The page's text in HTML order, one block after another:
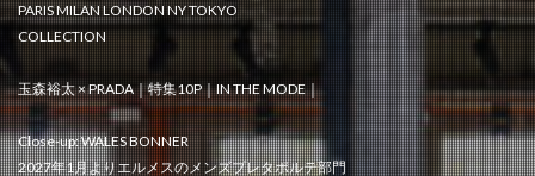
PARIS MILAN LONDON NY TOKYO
COLLECTION
玉森裕太 × PRADA｜特集10P｜IN THE MODE｜
Close-up: WALES BONNER
2027年1月よりエルメスのメンズプレタポルテ部門